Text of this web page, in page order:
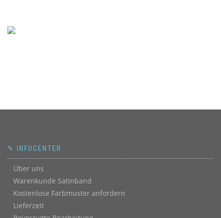
✎ INFOCENTER
Über uns
Warenkunde Satinband
Kostenlose Farbmuster anfordern
Lieferzeit